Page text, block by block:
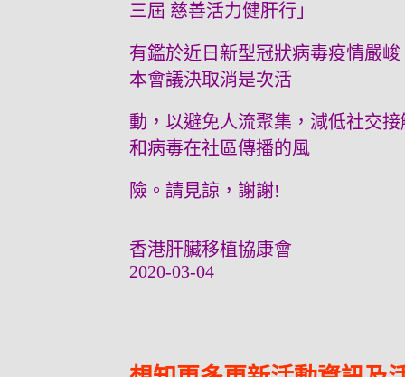
三屆 慈善活力健肝行」
有鑑於近日新型冠狀病毒疫情嚴峻
本會議決取消是次活
動，以避免人流聚集，減低社交接
和病毒在社區傳播的風
險。請見諒，謝謝!
香港肝臟移植協康會
2020-03-04